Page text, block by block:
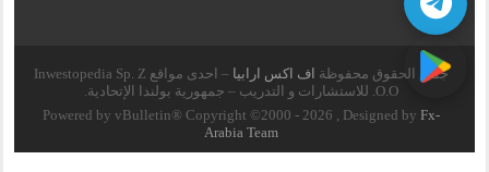
جميع الحقوق محفوظة اف اكس ارابيا
– احدى مواقع Inwestopedia Sp. Z
O.O. للاستشارات و التدريب – جمهورية بولندا الإتحادية.
Powered by vBulletin® Copyright ©2000 - 2026 , Designed byFx-
Arabia Team